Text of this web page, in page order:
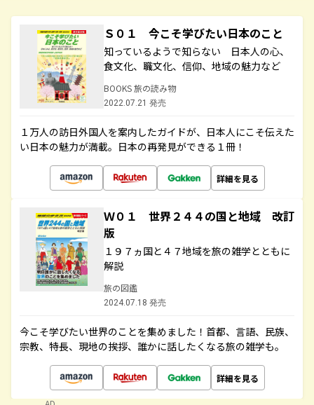
Ｓ０１ 今こそ学びたい日本のこと
知っているようで知らない 日本人の心、
食文化、職文化、信仰、地域の魅力など
BOOKS 旅の読み物
2022.07.21 発売
１万人の訪日外国人を案内したガイドが、日本人にこそ伝えた
い日本の魅力が満載。日本の再発見ができる１冊！
詳細を見る
Ｗ０１ 世界２４４の国と地域 改訂
版
１９７ヵ国と４７地域を旅の雑学とともに
解説
旅の図鑑
2024.07.18 発売
今こそ学びたい世界のことを集めました！首都、言語、民族、
宗教、特長、現地の挨拶、誰かに話したくなる旅の雑学も。
詳細を見る